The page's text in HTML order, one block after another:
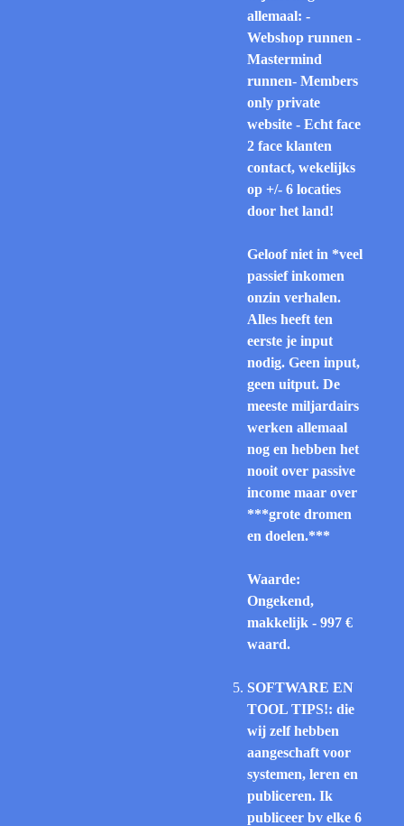
allemaal: -
Webshop runnen -
Mastermind
runnen- Members
only private
website - Echt face
2 face klanten
contact, wekelijks
op +/- 6 locaties
door het land!
Geloof niet in *veel
passief inkomen
onzin verhalen.
Alles heeft ten
eerste je input
nodig. Geen input,
geen uitput. De
meeste miljardairs
werken allemaal
nog en hebben het
nooit over passive
income maar over
***grote dromen
en doelen.***
Waarde:
Ongekend,
makkelijk - 997 €
waard.
SOFTWARE EN
TOOL TIPS!: die
wij zelf hebben
aangeschaft voor
systemen, leren en
publiceren. Ik
publiceer bv elke 6